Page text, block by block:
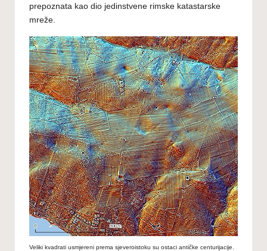
prepoznata kao dio jedinstvene rimske katastarske
mreže.
Veliki kvadrati usmjereni prema sjeveroistoku su ostaci antičke centurijacije.